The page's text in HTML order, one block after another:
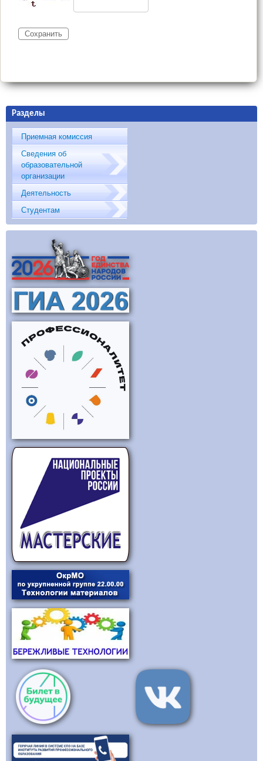
Разделы
Приемная комиссия
Сведения об
образовательной
организации
Деятельность
Студентам